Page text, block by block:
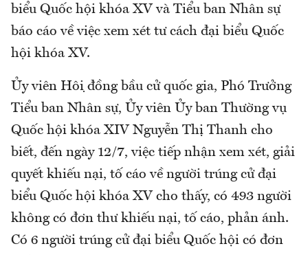
biểu Quốc hội khóa XV và Tiểu ban Nhân sự
báo cáo về việc xem xét tư cách đại biểu Quốc
hội khóa XV.
Ủy viên Hội đồng bầu cử quốc gia, Phó Trưởng
Tiểu ban Nhân sự, Ủy viên Ủy ban Thường vụ
Quốc hội khóa XIV Nguyễn Thị Thanh cho
biết, đến ngày 12/7, việc tiếp nhận xem xét, giải
quyết khiếu nại, tố cáo về người trúng cử đại
biểu Quốc hội khóa XV cho thấy, có 493 người
không có đơn thư khiếu nại, tố cáo, phản ánh.
Có 6 người trúng cử đại biểu Quốc hội có đơn